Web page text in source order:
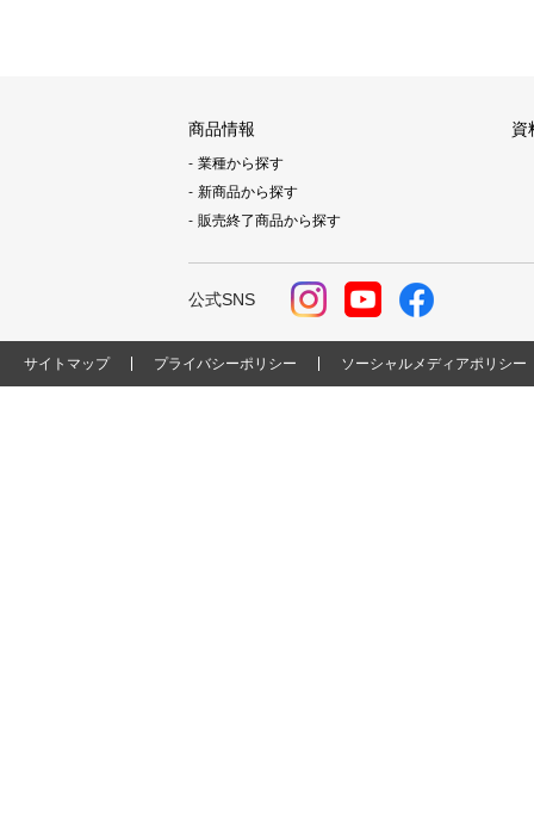
商品情報
業種から探す
新商品から探す
販売終了商品から探す
資
公式SNS
サイトマップ プライバシーポリシー ソーシャルメディアポリシー